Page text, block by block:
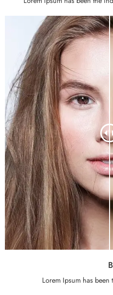
Lorem Ipsum has been